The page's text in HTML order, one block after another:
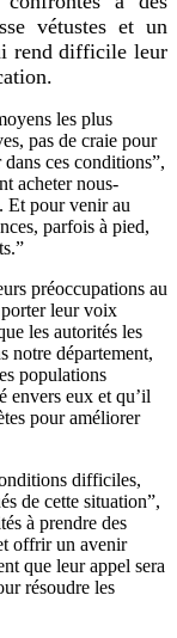
vétustes et un
rend difficile leur
les plus
pas de craie pour
ces conditions”,
acheter nous-
Et pour venir au
parfois à pied,
préoccupations au
leur voix
les autorités les
notre département,
populations
envers eux et qu’il
pour améliorer
difficiles,
de cette situation”,
à prendre des
offrir un avenir
que leur appel sera
résoudre les